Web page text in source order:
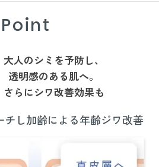
Point
大人のシミを予防し、
透明感のある肌へ。
さらにシワ改善効果も
チし加齢による年齢ジワ改善